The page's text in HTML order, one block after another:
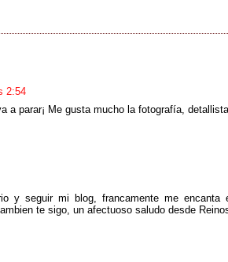
2:54
a parar¡ Me gusta mucho la fotografía,
y seguir mi blog, francamente me
te sigo, un afectuoso saludo desde